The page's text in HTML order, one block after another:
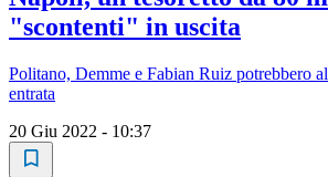
"scontenti" in uscita
Politano, Demme e Fabian Ruiz potrebbero
entrata
20 Giu 2022 - 10:37